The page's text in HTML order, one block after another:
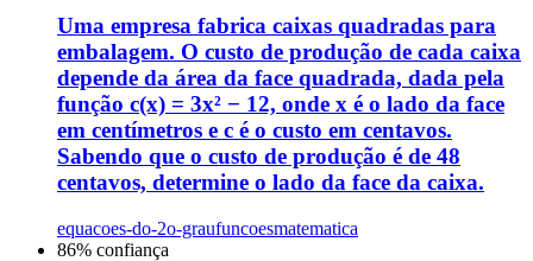
Uma empresa fabrica caixas quadradas para
embalagem. O custo de produção de cada caixa
depende da área da face quadrada, dada pela
função c(x) = 3x² − 12, onde x é o lado da face
em centímetros e c é o custo em centavos.
Sabendo que o custo de produção é de 48
centavos, determine o lado da face da caixa.
equacoes-do-2o-graufuncoesmatematica
86% confiança